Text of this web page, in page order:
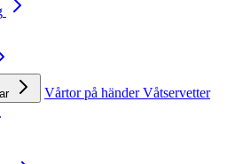
Vårtor på händerVåtservetter